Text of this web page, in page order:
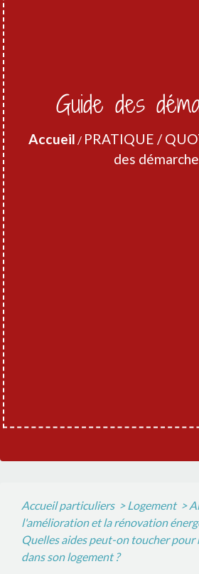
Guide des
Accueil / PRATIQUE /
des
Accueil particuliers > Logement >
l'amélioration et la rénovation
Quelles aides peut-on toucher pour
dans son logement ?